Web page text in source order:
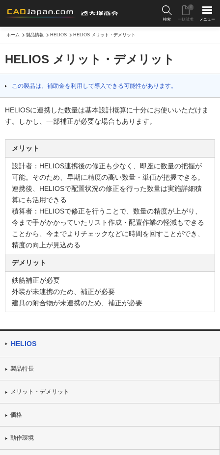
検索 一括請求
0
メニュー
ホーム 製品情報 HELIOS HELIOS メリット・デメリット
HELIOS メリット・デメリット
この製品は、補助金を利用して導入できる可能性があります。
HELIOSに連携した数量は基本設計概算に十分にお使いいただけま
す。しかし、一部補正が必要な場合もあります。
メリット
設計者：HELIOS連携後の修正も少なく、即座に数量の把握が
可能。そのため、早期に精度の高い数量・単価が把握できる。
連携後、HELIOSで配置状況の修正を行った数量は実施詳細積
算にも活用できる
積算者：HELIOSで修正を行うことで、数量の精度が上がり、
今まで手がかかっていたリスト作成・配置作業の軽減もできる
ことから、今までよりチェックなどに時間を回すことができ、
精度の向上が見込める
デメリット
鉄筋補正が必要
外装が未連携のため、補正が必要
建具の附合物が未連携のため、補正が必要
HELIOS
製品特長
メリット・デメリット
価格
動作環境